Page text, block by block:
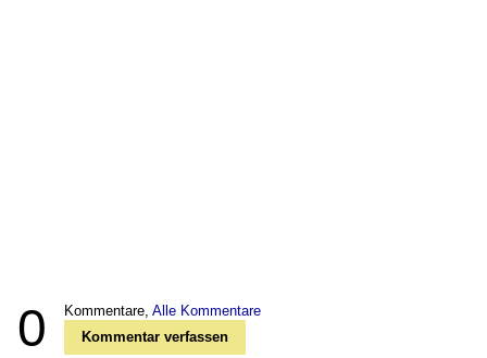
0 Kommentare, Alle Kommentare
Kommentar verfassen